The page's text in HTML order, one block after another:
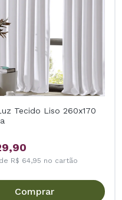
Tecido Liso 260x170
R$ 64,95 no cartão
Comprar